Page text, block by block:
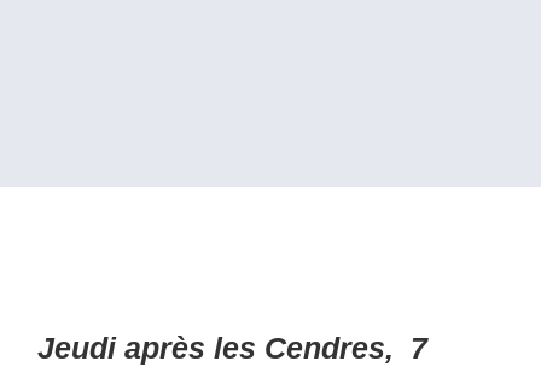
Jeudi après les Cendres, 7